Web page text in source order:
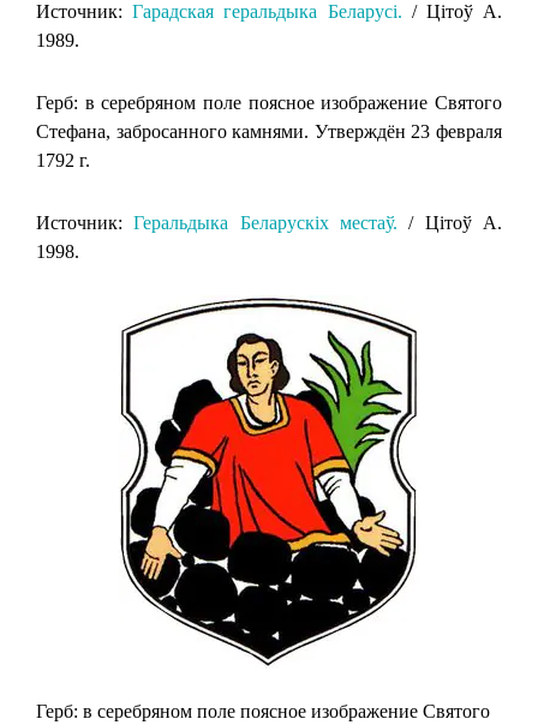
Источник:Гарадская геральдыка Беларусi. / Цiтоў А.
1989.
Герб: в серебряном поле поясное изображение Святого
Стефана, забросанного камнями. Утверждён 23 февраля
1792 г.
Источник:Геральдыка Беларускіх местаў. / Цітоў А.
1998.
Герб: в серебряном поле поясное изображение Святого